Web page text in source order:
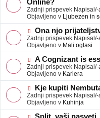
j
a
v
e
v
e
o
b
j
a
v
Online?
Zadnji prispevek Napisal/-
Objavljeno v Ljubezen in
N
o
v
e
o
b
j
a
v
e
Ona njo
Zadnji prispevek Napisal/-
Objavljeno v Mali oglasi
N
o
v
e
o
b
j
a
v
A Cognizant is
Zadnji prispevek Napisal/-
Objavljeno v Kariera
N
o
v
e
o
Kje kupiti
Zadnji prispevek Napisal/-
Objavljeno v Kuhinja
N